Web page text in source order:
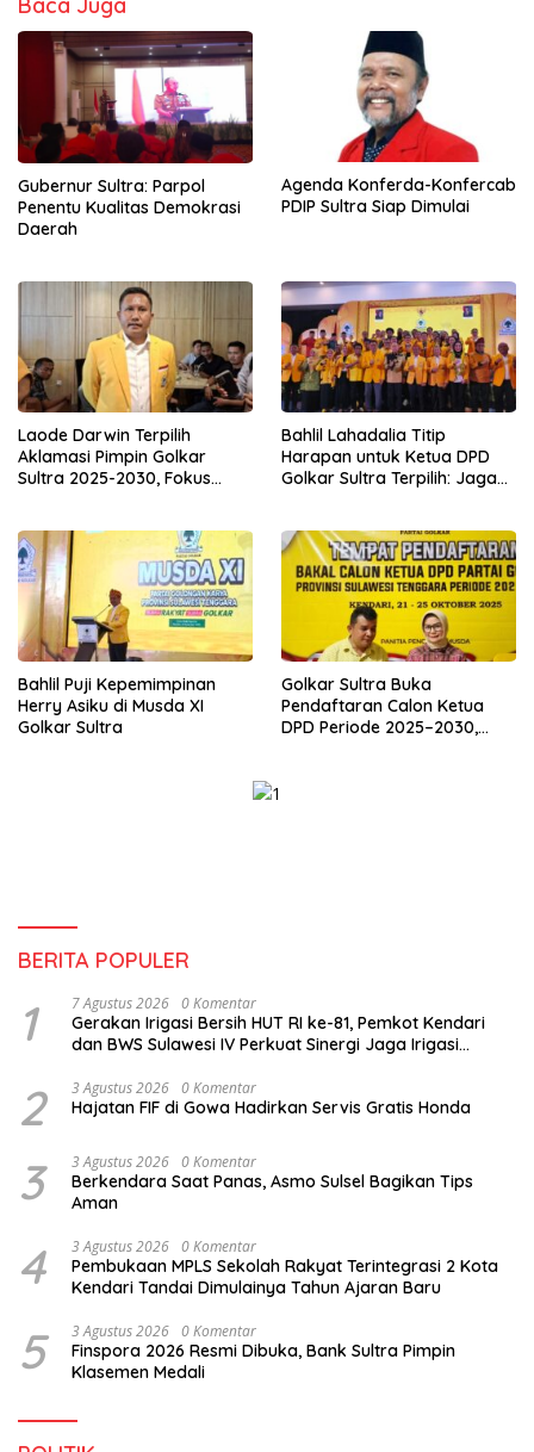
Gubernur Sultra: Parpol
Penentu Kualitas Demokrasi
Daerah
Agenda Konferda-Konfercab
PDIP Sultra Siap Dimulai
Laode Darwin Terpilih
Aklamasi Pimpin Golkar
Sultra 2025-2030, Fokus
Bahlil Lahadalia Titip
Harapan untuk Ketua DPD
Golkar Sultra Terpilih: Jaga
Bahlil Puji Kepemimpinan
Herry Asiku di Musda XI
Golkar Sultra
Golkar Sultra Buka
Pendaftaran Calon Ketua
DPD Periode 2025–2030,
BERITA POPULER
1 7 Agustus 2026 0 Komentar
Gerakan Irigasi Bersih HUT RI ke-81, Pemkot Kendari
dan BWS Sulawesi IV Perkuat Sinergi Jaga Irigasi
2 3 Agustus 2026 0 Komentar
Hajatan FIF di Gowa Hadirkan Servis Gratis Honda
3 3 Agustus 2026 0 Komentar
Berkendara Saat Panas, Asmo Sulsel Bagikan Tips
Aman
4 3 Agustus 2026 0 Komentar
Pembukaan MPLS Sekolah Rakyat Terintegrasi 2 Kota
Kendari Tandai Dimulainya Tahun Ajaran Baru
5 3 Agustus 2026 0 Komentar
Finspora 2026 Resmi Dibuka, Bank Sultra Pimpin
Klasemen Medali